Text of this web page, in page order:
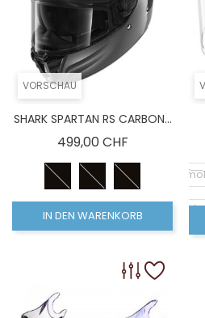
VORSCHAU
SHARK SPARTAN RS CARBON...
499,00 CHFPreis
IN DEN WARENKORB
Coloré (non
Klarer Bildschirm